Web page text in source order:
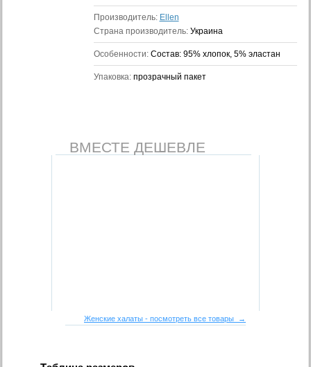
Производитель: Ellen
Страна производитель: Украина
Особенности: Состав: 95% хлопок, 5% эластан
Упаковка: прозрачный пакет
ВМЕСТЕ ДЕШЕВЛЕ
Женские халаты - посмотреть все товары →